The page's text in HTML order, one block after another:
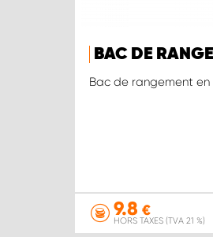
BAC DE
Bac de rangement
9.8 €
HORS TAXES (TVA 21 %)